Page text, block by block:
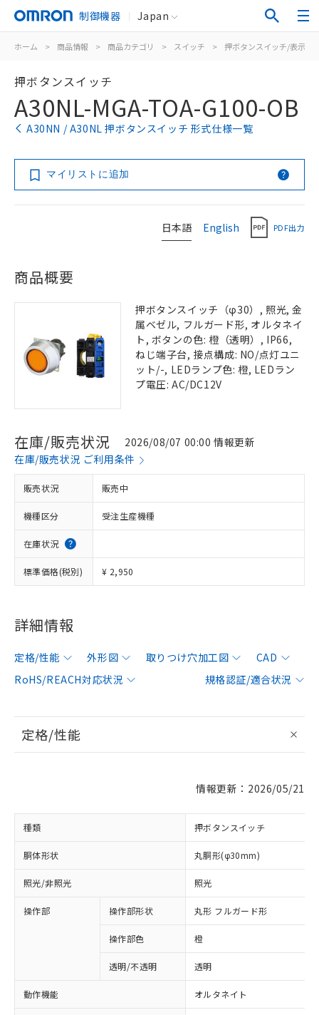
制御機器 Japan
ホーム > 商品情報 > 商品カテゴリ > スイッチ > 押ボタンスイッチ/表示灯
押ボタンスイッチ
A30NL-MGA-TOA-G100-OB
A30NN / A30NL 押ボタンスイッチ 形式仕様一覧
マイリストに追加
日本語 English PDF出力
商品概要
押ボタンスイッチ（φ30）, 照光, 金
属ベゼル, フルガード形, オルタネイ
ト, ボタンの色: 橙（透明）, IP66,
ねじ端子台, 接点構成: NO/点灯ユニ
ット/-, LEDランプ色: 橙, LEDラン
プ電圧: AC/DC12V
在庫/販売状況
2026/08/07 00:00 情報更新
在庫/販売状況 ご利用条件
販売状況 販売中
機種区分 受注生産機種
在庫状況
標準価格(税別) ¥ 2,950
詳細情報
定格/性能 外形図 取りつけ穴加工図
CAD
RoHS/REACH対応状況
規格認証/適合状況
定格/性能
情報更新：2026/05/21
種類 押ボタンスイッチ
胴体形状 丸胴形(φ30mm)
照光/非照光 照光
操作部 操作部形状 丸形 フルガード形
操作部色 橙
透明/不透明 透明
動作機能 オルタネイト